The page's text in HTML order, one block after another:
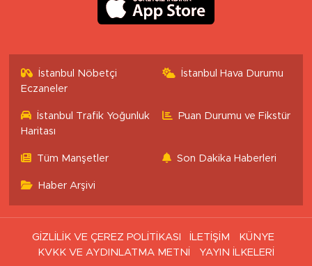
İstanbul Nöbetçi
Eczaneler
İstanbul Hava Durumu
İstanbul Trafik Yoğunluk
Haritası
Puan Durumu ve Fikstür
Tüm Manşetler Son Dakika Haberleri
Haber Arşivi
GİZLİLİK VE ÇEREZ POLİTİKASI İLETİŞİM
KÜNYE
KVKK VE AYDINLATMA METNİ
YAYIN İLKELERİ